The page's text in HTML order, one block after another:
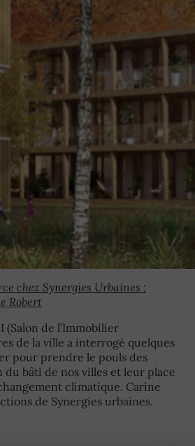
chez Synergies Urbaines :
Robert
(Salon de l’Immobilier
de la ville a interrogé quelques
pour prendre le pouls des
du bâti de nos villes et leur place
climatique. Carine
de Synergies urbaines.